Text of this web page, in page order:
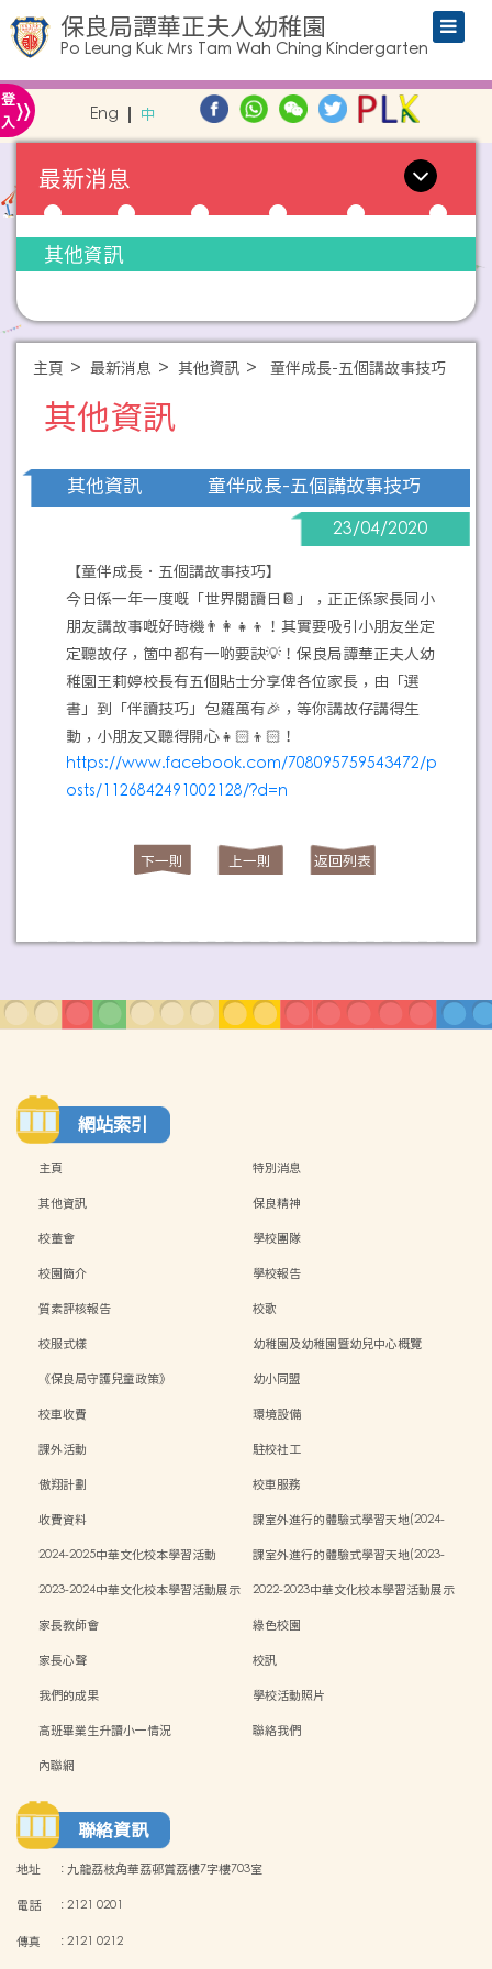
保良局譚華正夫人幼稚園
Po Leung Kuk Mrs Tam Wah Ching Kindergarten
登
入» Eng 中
最新消息
其他資訊
主頁 最新消息 其他資訊 童伴成長-五個講故事技巧
其他資訊
其他資訊 童伴成長-五個講故事技巧
23/04/2020
【童伴成長．五個講故事技巧】
今日係一年一度嘅「世界閱讀日📔」，正正係家長同小
朋友講故事嘅好時機👨‍👩‍👧‍👦！其實要吸引小朋友坐定
定聽故仔，箇中都有一啲要訣💡！保良局譚華正夫人幼
稚園王莉婷校長有五個貼士分享俾各位家長，由「選
書」到「伴讀技巧」包羅萬有🎉，等你講故仔講得生
動，小朋友又聽得開心👧🏻👦🏻！
https://www.facebook.com/708095759543472/p
osts/1126842491002128/?d=n
下一則 上一則 返回列表
網站索引
主頁
特別消息
其他資訊
保良精神
校董會
學校團隊
校園簡介
學校報告
質素評核報告
校歌
校服式樣
幼稚園及幼稚園暨幼兒中心概覽
《保良局守護兒童政策》
幼小同盟
校車收費
環境設備
課外活動
駐校社工
傲翔計劃
校車服務
收費資料
課室外進行的體驗式學習天地(2024-
2024-2025中華文化校本學習活動
課室外進行的體驗式學習天地(2023-
2023-2024中華文化校本學習活動展示
2022-2023中華文化校本學習活動展示
家長教師會
綠色校園
家長心聲
校訊
我們的成果
學校活動照片
高班畢業生升讀小一情況
聯絡我們
內聯網
聯絡資訊
地址 : 九龍荔枝角華荔邨賞荔樓7字樓703室
電話 :2121 0201
傳真 :2121 0212